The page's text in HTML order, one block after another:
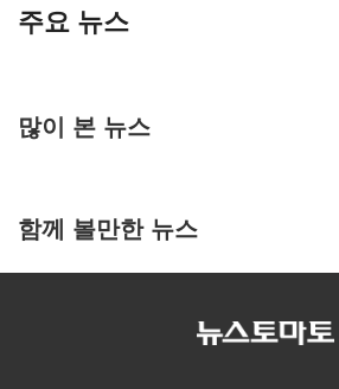
주요 뉴스
많이 본 뉴스
함께 볼만한 뉴스